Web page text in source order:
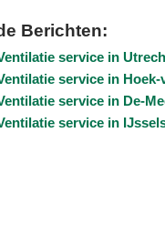
Berichten:
service in
service in
service in De-
service in